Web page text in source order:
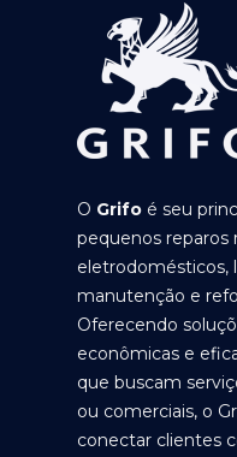
O Grifo é seu
pequenos reparos
eletrodomésticos,
manutenção e
Oferecendo
econômicas e
que buscam
ou comerciais, o
conectar clientes